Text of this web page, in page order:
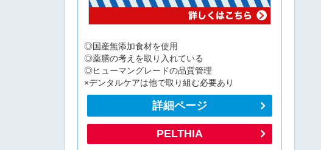
◎国産無添加食材を使用
◎薬膳の考えを取り入れている
◎ヒューマングレードの品質管理
×デンタルケアは他で取り組む必要あり
詳細ページ
PELTHIA